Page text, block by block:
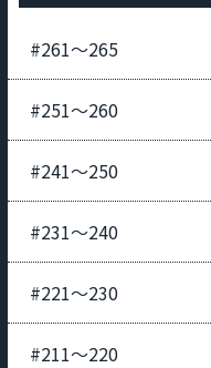
#261〜265
#251〜260
#241〜250
#231〜240
#221〜230
#211〜220